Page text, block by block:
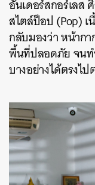
อันเดอร์สกอร์เลส
สไตล์ป็อป (Pop) เ
กลับมองว่า หน้ากา
พื้นที่ปลอดภัย จนท
บางอย่างได้ตรงไ